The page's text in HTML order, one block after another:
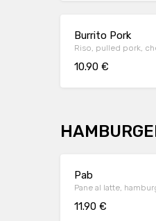
Burrito Pork
Riso, pulled pork,
10.90 €
Pab
11.90 €